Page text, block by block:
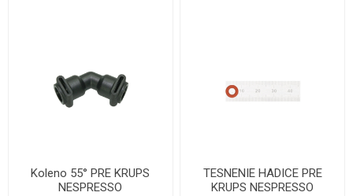
Koleno 55° PRE KRUPS
NESPRESSO
TESNENIE HADICE PRE
KRUPS NESPRESSO